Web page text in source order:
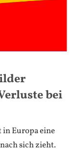
bei
in Europa eine
sich zieht.